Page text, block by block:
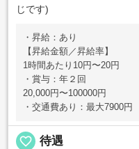
じです)
・昇給：あり
【昇給金額／昇給率】
1時間あたり10円〜20円
・賞与：年２回
20,000円〜100000円
・交通費あり：最大7900円
favorite_border 待遇